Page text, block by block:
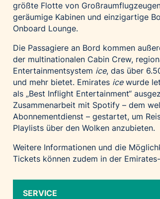
größte Flotte von
geräumige Kabinen und einzigartige
Onboard Lounge.
Die Passagiere an Bord kommen
der multinationalen Cabin Crew,
Entertainmentsystem ice, das über
und mehr bietet. Emirates icewurde
als „Best Inflight Entertainment“
Zusammenarbeit mit Spotify – dem
Abonnementdienst – gestartet, um
Playlists über den Wolken anzubieten.
Weitere Informationen und die
Tickets können zudem in der
SERVICE